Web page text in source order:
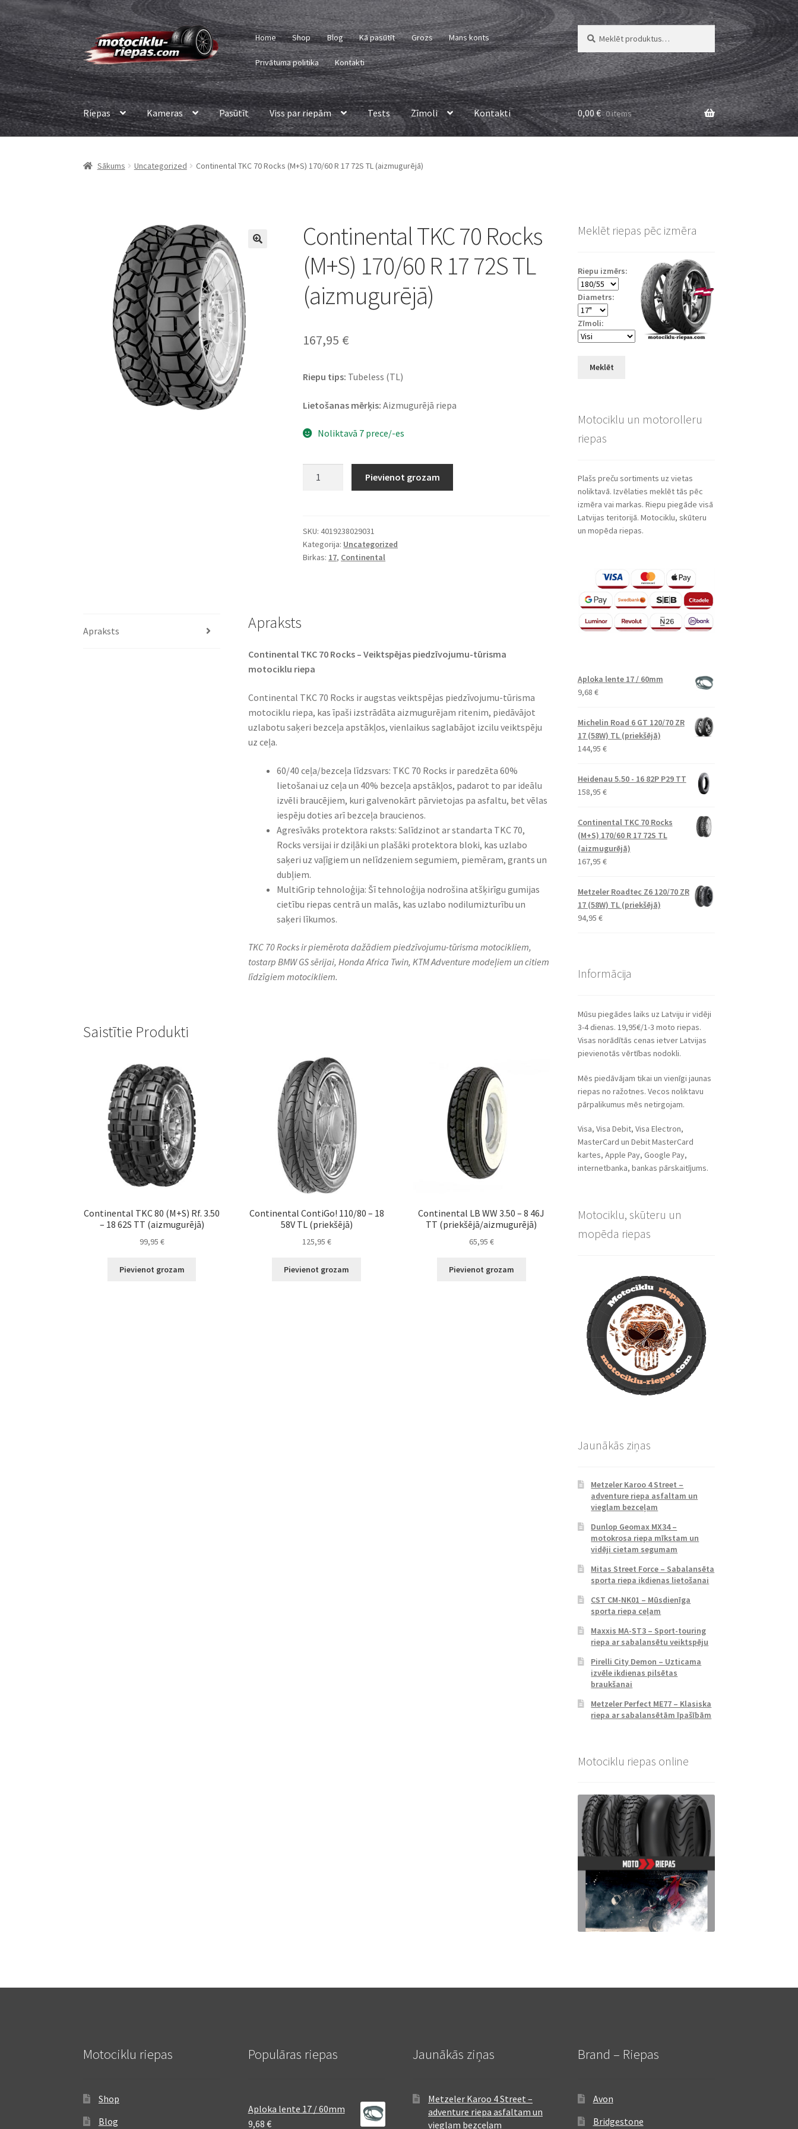
Skip
to
navigation
Skip
to
content
Home Shop Blog Kā pasūtīt Grozs Mans konts
Privātuma politika Kontakti
Meklēt:
Meklēt
Riepas Kameras Pasūtīt Viss par riepām Tests Zīmoli Kontakti 0,00€ 0 items
Sākums Uncategorized Continental TKC 70 Rocks (M+S) 170/60 R 17 72S TL (aizmugurējā)
Continental TKC 70 Rocks
(M+S) 170/60 R 17 72S TL
(aizmugurējā)
167,95 €
Riepu tips: Tubeless (TL)
Lietošanas mērķis: Aizmugurējā riepa
Noliktavā 7 prece/-es
(M+S)
170/60
R
Pievienot grozam
SKU:4019238029031
Kategorija: Uncategorized
Birkas: 17, Continental
Apraksts Apraksts
Continental TKC 70 Rocks – Veiktspējas piedzīvojumu-tūrisma
motociklu riepa
Continental TKC 70 Rocks ir augstas veiktspējas piedzīvojumu-tūrisma
motociklu riepa, kas īpaši izstrādāta aizmugurējam ritenim, piedāvājot
uzlabotu saķeri bezceļa apstākļos, vienlaikus saglabājot izcilu veiktspēju
uz ceļa.
60/40 ceļa/bezceļa līdzsvars: TKC 70 Rocks ir paredzēta 60%
lietošanai uz ceļa un 40% bezceļa apstākļos, padarot to par ideālu
izvēli braucējiem, kuri galvenokārt pārvietojas pa asfaltu, bet vēlas
iespēju doties arī bezceļa braucienos.
Agresīvāks protektora raksts: Salīdzinot ar standarta TKC 70,
Rocks versijai ir dziļāki un plašāki protektora bloki, kas uzlabo
saķeri uz vaļīgiem un nelīdzeniem segumiem, piemēram, grants un
dubļiem.
MultiGrip tehnoloģija: Šī tehnoloģija nodrošina atšķirīgu gumijas
cietību riepas centrā un malās, kas uzlabo nodilumizturību un
saķeri līkumos.
TKC 70 Rocks ir piemērota dažādiem piedzīvojumu-tūrisma motocikliem,
tostarp BMW GS sērijai, Honda Africa Twin, KTM Adventure modeļiem un citiem
līdzīgiem motocikliem.
Saistītie Produkti
Continental TKC 80 (M+S) Rf. 3.50
– 18 62S TT (aizmugurējā)
99,95 €
Pievienot grozam
Continental ContiGo! 110/80 – 18
58V TL (priekšējā)
125,95 €
Pievienot grozam
Continental LB WW 3.50 – 8 46J
TT (priekšējā/aizmugurējā)
65,95 €
Pievienot grozam
Meklēt riepas pēc izmēra
Riepu izmērs:
Diametrs:
Zīmoli:
Meklēt
Motociklu un motorolleru
riepas
Plašs preču sortiments uz vietas
noliktavā. Izvēlaties meklēt tās pēc
izmēra vai markas. Riepu piegāde visā
Latvijas teritorijā. Motociklu, skūteru
un mopēda riepas.
Aploka lente 17 / 60mm
9,68 €
Michelin Road 6 GT 120/70 ZR
17 (58W) TL (priekšējā)
144,95 €
Heidenau 5.50 - 16 82P P29 TT
158,95 €
Continental TKC 70 Rocks
(M+S) 170/60 R 17 72S TL
(aizmugurējā)
167,95 €
Metzeler Roadtec Z6 120/70 ZR
17 (58W) TL (priekšējā)
94,95 €
Informācija
Mūsu piegādes laiks uz Latviju ir vidēji
3-4 dienas. 19,95€/1-3 moto riepas.
Visas norādītās cenas ietver Latvijas
pievienotās vērtības nodokli.
Mēs piedāvājam tikai un vienīgi jaunas
riepas no ražotnes. Vecos noliktavu
pārpalikumus mēs netirgojam.
Visa, Visa Debit, Visa Electron,
MasterCard un Debit MasterCard
kartes, Apple Pay, Google Pay,
internetbanka, bankas pārskaitījums.
Motociklu, skūteru un
mopēda riepas
Jaunākās ziņas
Metzeler Karoo 4 Street –
adventure riepa asfaltam un
vieglam bezceļam
Dunlop Geomax MX34 –
motokrosa riepa mīkstam un
vidēji cietam segumam
Mitas Street Force – Sabalansēta
sporta riepa ikdienas lietošanai
CST CM-NK01 – Mūsdienīga
sporta riepa ceļam
Maxxis MA-ST3 – Sport-touring
riepa ar sabalansētu veiktspēju
Pirelli City Demon – Uzticama
izvēle ikdienas pilsētas
braukšanai
Metzeler Perfect ME77 – Klasiska
riepa ar sabalansētām īpašībām
Motociklu riepas online
Motociklu riepas
Shop
Blog
Populāras riepas
Aploka lente 17 / 60mm
9,68 €
Jaunākās ziņas
Metzeler Karoo 4 Street –
adventure riepa asfaltam un
vieglam bezceļam
Brand – Riepas
Avon
Bridgestone